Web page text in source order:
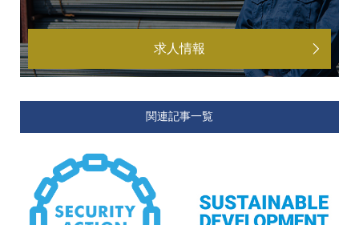
求人情報
関連記事一覧